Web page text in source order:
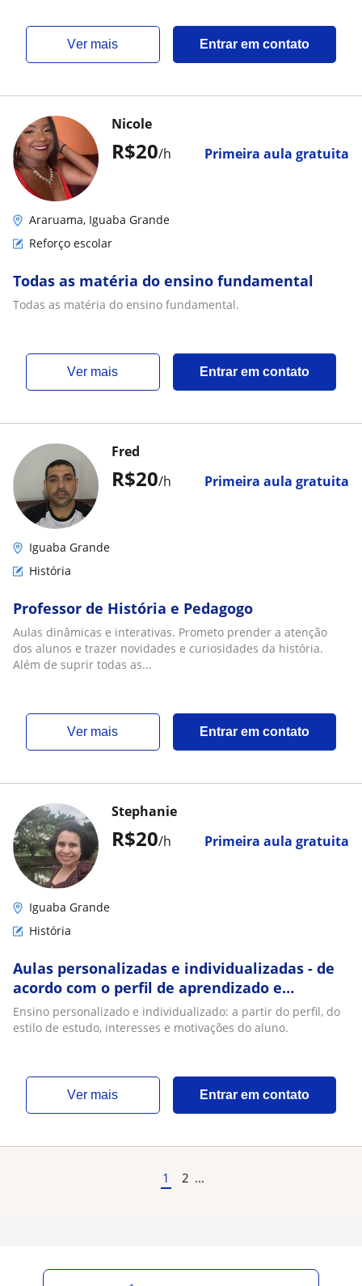
ver mais Entrar em contato
R$20/h Primeira aula gratuita
Nicole
Araruama, Iguaba Grande
Reforço escolar
Todas as matéria do ensino fundamental
Todas as matéria do ensino fundamental.
ver mais Entrar em contato
R$20/h Primeira aula gratuita
Fred
Iguaba Grande
História
Professor de História e Pedagogo
Aulas dinâmicas e interativas. Prometo prender a atenção
dos alunos e trazer novidades e curiosidades da história.
Além de suprir todas as...
ver mais Entrar em contato
R$20/h Primeira aula gratuita
Stephanie
Iguaba Grande
História
Aulas personalizadas e individualizadas - de
acordo com o perfil de aprendizado e
motivação do aluno
Ensino personalizado e individualizado: a partir do perfil, do
estilo de estudo, interesses e motivações do aluno.
ver mais Entrar em contato
1 2 ...